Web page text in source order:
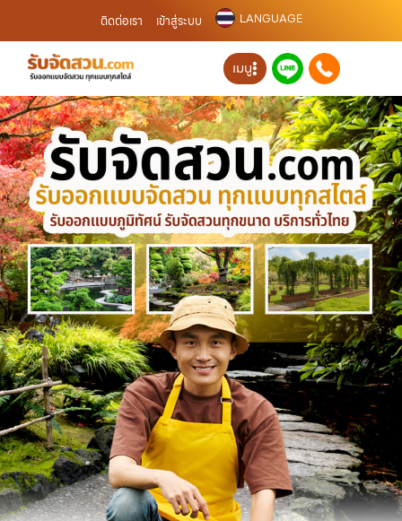
ติดต่อเรา เข้าสู่ระบบ LANGUAGE
เมนู